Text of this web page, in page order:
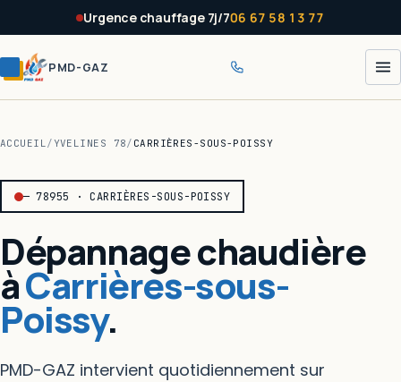
Urgence chauffage 7j/706 67 58 13 77
PMD-GAZ
ACCUEIL/YVELINES 78/ CARRIÈRES-SOUS-POISSY
— 78955 · CARRIÈRES-SOUS-POISSY
Dépannage chaudière
àCarrières-sous-
Poissy.
PMD-GAZ intervient quotidiennement sur
Panneau de gestion des cookies